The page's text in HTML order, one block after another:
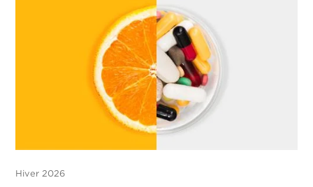
Hiver 2026